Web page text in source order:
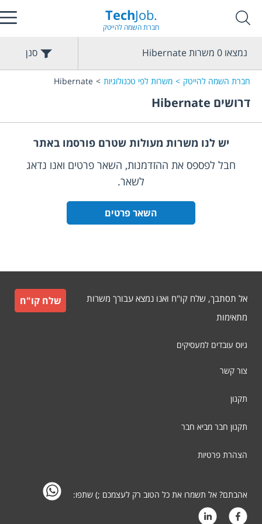
TechJob.
חברת השמה להייטק
חברת השמה להייטק משרות לפי טכנולוגיות Hibernate
דרושים Hibernate
נמצאו 0 משרותHibernate סנן
יש לנו משרות מעולות שטרם פורסמו באתר
חבל לפספס את ההזדמנות, השאר פרטים ואנו נדאג
לשאר.
השאר פרטים
אל תסתבך, שלח קו"ח ואנו נמצא עבורך משרות
מתאימות
שלח קו"ח
גיוס עובדים למעסיקים
צור קשר
תקנון
תקנון חבר מביא חבר
הצהרת פרטיות
אהבתם? אל תשמרו את כל הטוב רק לעצמכם ;) שתפו: